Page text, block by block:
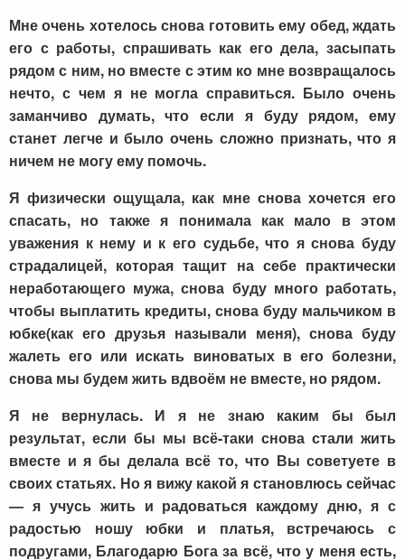
Мне очень хотелось снова готовить ему обед, ждать
его с работы, спрашивать как его дела, засыпать
рядом с ним, но вместе с этим ко мне возвращалось
нечто, с чем я не могла справиться. Было очень
заманчиво думать, что если я буду рядом, ему
станет легче и было очень сложно признать, что я
ничем не могу ему помочь.
Я физически ощущала, как мне снова хочется его
спасать, но также я понимала как мало в этом
уважения к нему и к его судьбе, что я снова буду
страдалицей, которая тащит на себе практически
неработающего мужа, снова буду много работать,
чтобы выплатить кредиты, снова буду мальчиком в
юбке(как его друзья называли меня), снова буду
жалеть его или искать виноватых в его болезни,
снова мы будем жить вдвоём не вместе, но рядом.
Я не вернулась. И я не знаю каким бы был
результат, если бы мы всё-таки снова стали жить
вместе и я бы делала всё то, что Вы советуете в
своих статьях. Но я вижу какой я становлюсь сейчас
— я учусь жить и радоваться каждому дню, я с
радостью ношу юбки и платья, встречаюсь с
подругами, Благодарю Бога за всё, что у меня есть,